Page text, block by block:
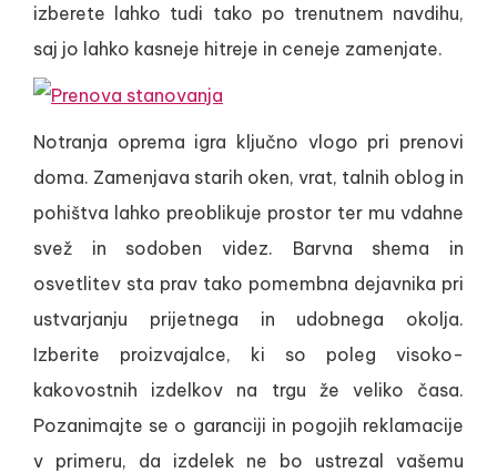
izberete lahko tudi tako po trenutnem navdihu,
saj jo lahko kasneje hitreje in ceneje zamenjate.
Notranja oprema igra ključno vlogo pri prenovi
doma. Zamenjava starih oken, vrat, talnih oblog in
pohištva lahko preoblikuje prostor ter mu vdahne
svež in sodoben videz. Barvna shema in
osvetlitev sta prav tako pomembna dejavnika pri
ustvarjanju prijetnega in udobnega okolja.
Izberite proizvajalce, ki so poleg visoko-
kakovostnih izdelkov na trgu že veliko časa.
Pozanimajte se o garanciji in pogojih reklamacije
v primeru, da izdelek ne bo ustrezal vašemu